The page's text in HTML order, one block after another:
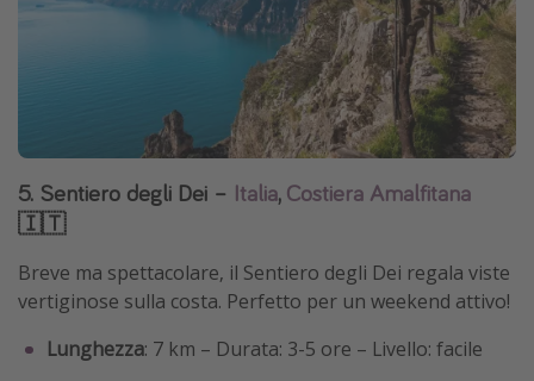
5. Sentiero degli Dei – Italia, Costiera Amalfitana
🇮🇹
Breve ma spettacolare, il Sentiero degli Dei regala viste
vertiginose sulla costa. Perfetto per un weekend attivo!
Lunghezza: 7 km – Durata: 3-5 ore – Livello: facile